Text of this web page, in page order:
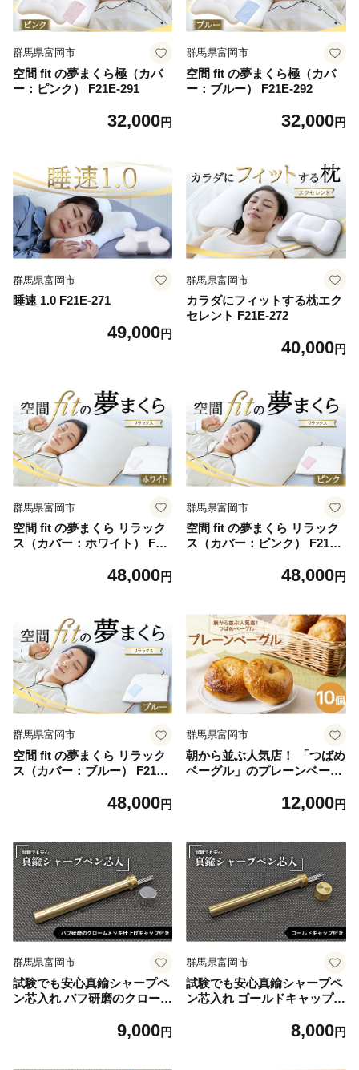
群馬県富岡市
空間 fit の夢まくら極（カバ
ー：ピンク） F21E-291
32,000円
群馬県富岡市
空間 fit の夢まくら極（カバ
ー：ブルー） F21E-292
32,000円
群馬県富岡市
睡速 1.0 F21E-271
49,000円
群馬県富岡市
カラダにフィットする枕エク
セレント F21E-272
40,000円
群馬県富岡市
空間 fit の夢まくら リラック
ス（カバー：ホワイト） F21
48,000円
群馬県富岡市
空間 fit の夢まくら リラック
ス（カバー：ピンク） F21E-
48,000円
群馬県富岡市
空間 fit の夢まくら リラック
ス（カバー：ブルー） F21E-
48,000円
群馬県富岡市
朝から並ぶ人気店！ 「つばめ
ベーグル」のプレーンベーグ
12,000円
群馬県富岡市
試験でも安心真鍮シャープペ
ン芯入れ バフ研磨のクローム
9,000円
群馬県富岡市
試験でも安心真鍮シャープペ
ン芯入れ ゴールドキャップ付
8,000円